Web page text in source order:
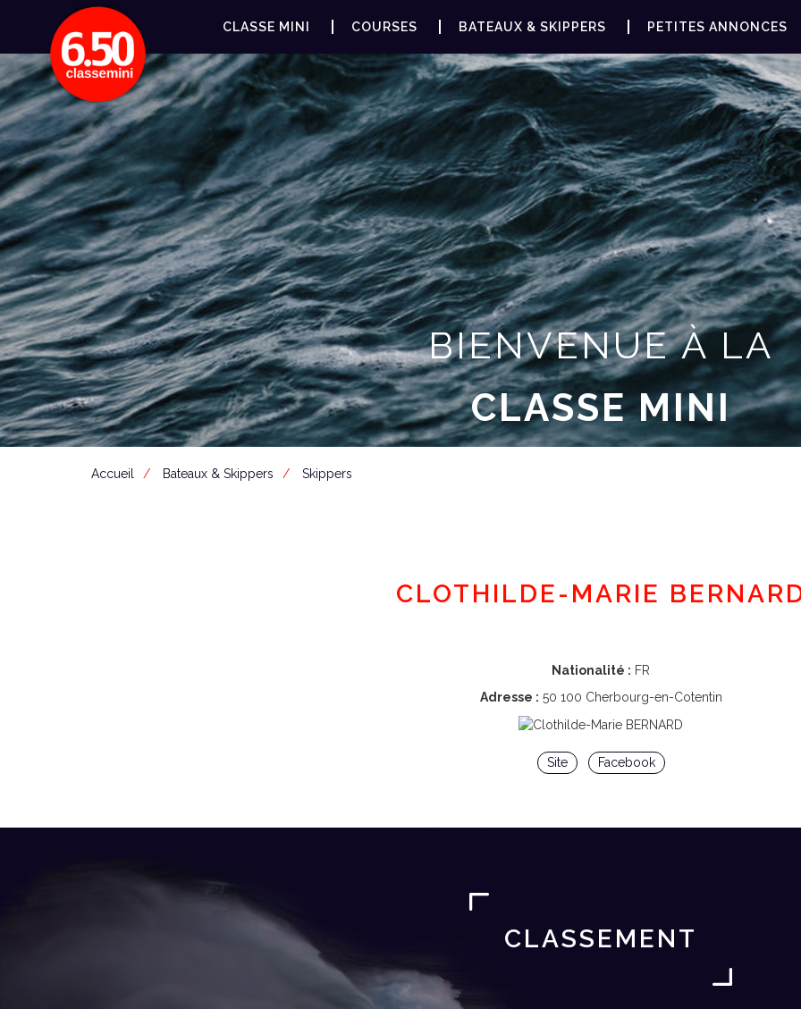
CLASSE MINI COURSES BATEAUX & SKIPPERS PETITES ANNONCES
BIENVENUE À LA
CLASSE MINI
Accueil Bateaux & Skippers Skippers
CLOTHILDE-MARIE
Nationalité : FR
Adresse : 50 100 Cherbourg-en-Cotentin
Site Facebook
CLASSEMENT